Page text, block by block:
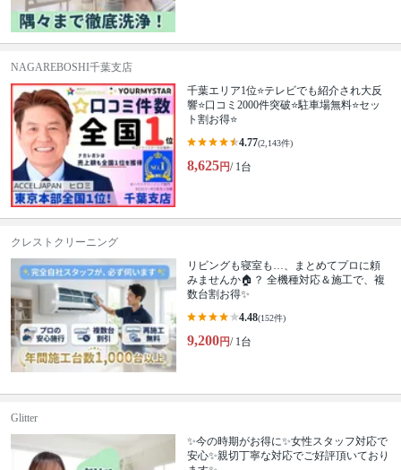
NAGAREBOSHI千葉支店
千葉エリア1位⭐テレビでも紹介され大反
響⭐️口コミ2000件突破⭐️駐車場無料⭐セッ
ト割お得⭐
4.77(2,143件)
8,625円/ 1台
クレストクリーニング
リビングも寝室も…、まとめてプロに頼
みませんか🏠？ 全機種対応＆施工で、複
数台割お得✨
4.48(152件)
9,200円/ 1台
Glitter
✨今の時期がお得に✨女性スタッフ対応で
安心✨親切丁寧な対応でご好評頂いており